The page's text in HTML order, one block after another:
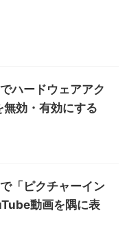
ハードウェアアク
効・有効にする
「ピクチャーイン
動画を隅に表